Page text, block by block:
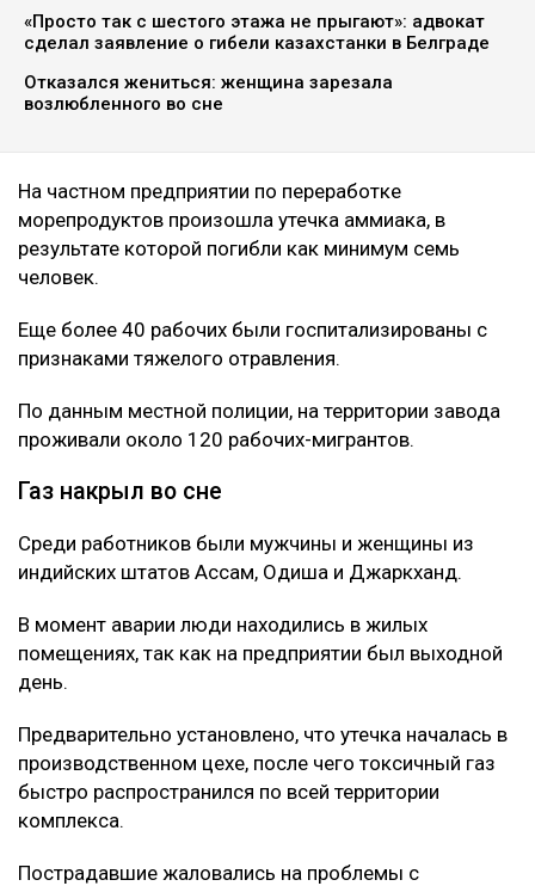
«Просто так с шестого этажа не прыгают»: адвокат
сделал заявление о гибели казахстанки в Белграде
Отказался жениться: женщина зарезала
возлюбленного во сне
На частном предприятии по переработке
морепродуктов произошла утечка аммиака, в
результате которой погибли как минимум семь
человек.
Еще более 40 рабочих были госпитализированы с
признаками тяжелого отравления.
По данным местной полиции, на территории завода
проживали около 120 рабочих-мигрантов.
Газ накрыл во сне
Среди работников были мужчины и женщины из
индийских штатов Ассам, Одиша и Джаркханд.
В момент аварии люди находились в жилых
помещениях, так как на предприятии был выходной
день.
Предварительно установлено, что утечка началась в
производственном цехе, после чего токсичный газ
быстро распространился по всей территории
комплекса.
Пострадавшие жаловались на проблемы с